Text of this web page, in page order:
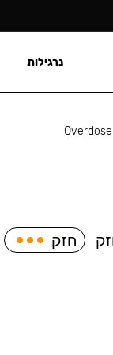
חזק
נרגילות